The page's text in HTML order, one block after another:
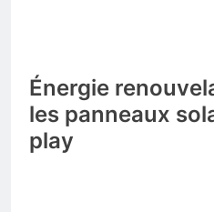
Énergie
les panneaux
play